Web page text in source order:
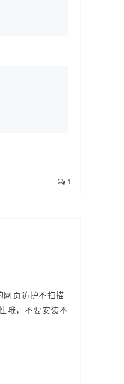
1
网页防护不扫描
哦，不要安装不